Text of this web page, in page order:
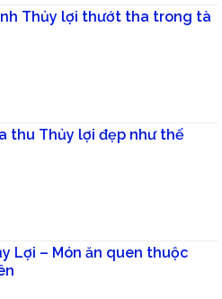
Thủy lợi thướt tha trong tà
thu Thủy lợi đẹp như thế
Lợi – Món ăn quen thuộc